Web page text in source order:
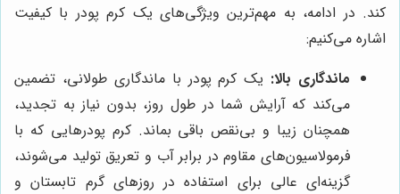
کند. در ادامه، به مهم‌ترین ویژگی‌های یک کرم پودر با کیفیت
اشاره می‌کنیم:
ماندگاری بالا: یک کرم پودر با ماندگاری طولانی، تضمین
می‌کند که آرایش شما در طول روز، بدون نیاز به تجدید،
همچنان زیبا و بی‌نقص باقی بماند. کرم پودرهایی که با
فرمولاسیون‌های مقاوم در برابر آب و تعریق تولید می‌شوند،
گزینه‌ای عالی برای استفاده در روزهای گرم تابستان و